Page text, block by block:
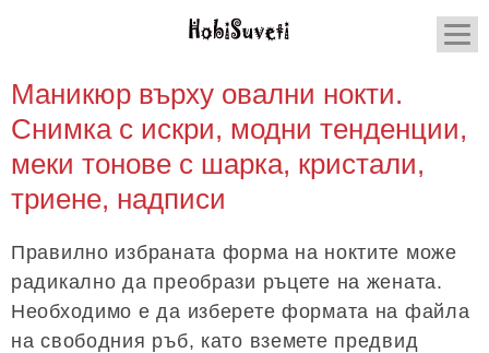
Маникюр върху овални нокти.
Снимка с искри, модни тенденции,
меки тонове с шарка, кристали,
триене, надписи
Правилно избраната форма на ноктите може
радикално да преобрази ръцете на жената.
Необходимо е да изберете формата на файла
на свободния ръб, като вземете предвид